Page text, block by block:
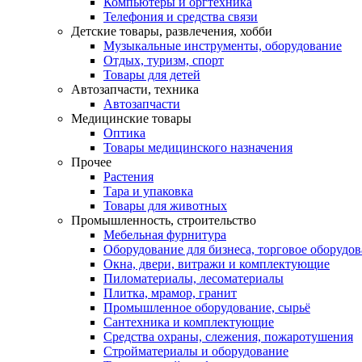
Телефония и средства связи
Детские товары, развлечения, хобби
Музыкальные инструменты, оборудование
Отдых, туризм, спорт
Товары для детей
Автозапчасти, техника
Автозапчасти
Медицинские товары
Оптика
Товары медицинского назначения
Прочее
Растения
Тара и упаковка
Товары для животных
Промышленность, строительство
Мебельная фурнитура
Оборудование для бизнеса, торговое
Окна, двери, витражи и комплектующие
Пиломатериалы, лесоматериалы
Плитка, мрамор, гранит
Промышленное оборудование, сырьё
Сантехника и комплектующие
Средства охраны, слежения, пожаротушения
Стройматериалы и оборудование